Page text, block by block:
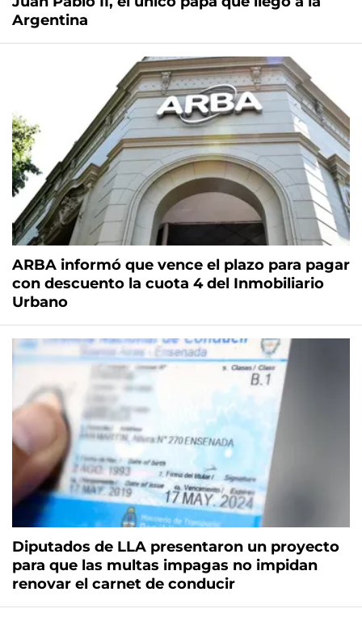
Argentina
ARBA informó que vence el plazo para pagar
con descuento la cuota 4 del Inmobiliario
Urbano
Diputados de LLA presentaron un proyecto
para que las multas impagas no impidan
renovar el carnet de conducir